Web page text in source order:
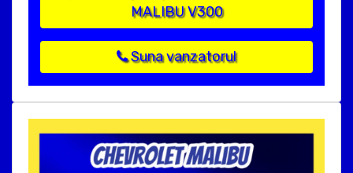
MALIBU V300
Suna vanzatorul